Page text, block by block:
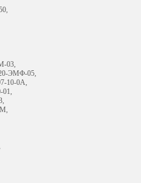
03,
ЭМФ-05,
10-0А,
01,